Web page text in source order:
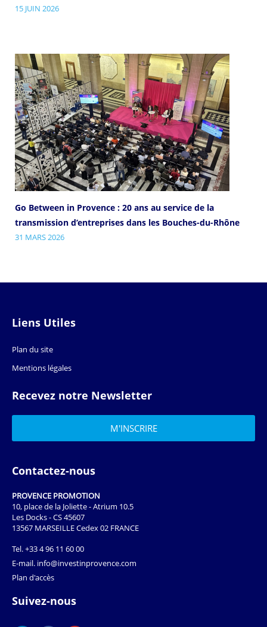
15 JUIN 2026
Go Between in Provence : 20 ans au service de la
transmission d’entreprises dans les Bouches-du-Rhône
31 MARS 2026
Liens Utiles
Plan du site
Mentions légales
Recevez notre Newsletter
Contactez-nous
PROVENCE PROMOTION
10, place de la Joliette - Atrium 10.5
Les Docks - CS 45607
13567 MARSEILLE Cedex 02 FRANCE
Tel.+33 4 96 11 60 00
E-mail. info@investinprovence.com
Plan d'accès
Suivez-nous